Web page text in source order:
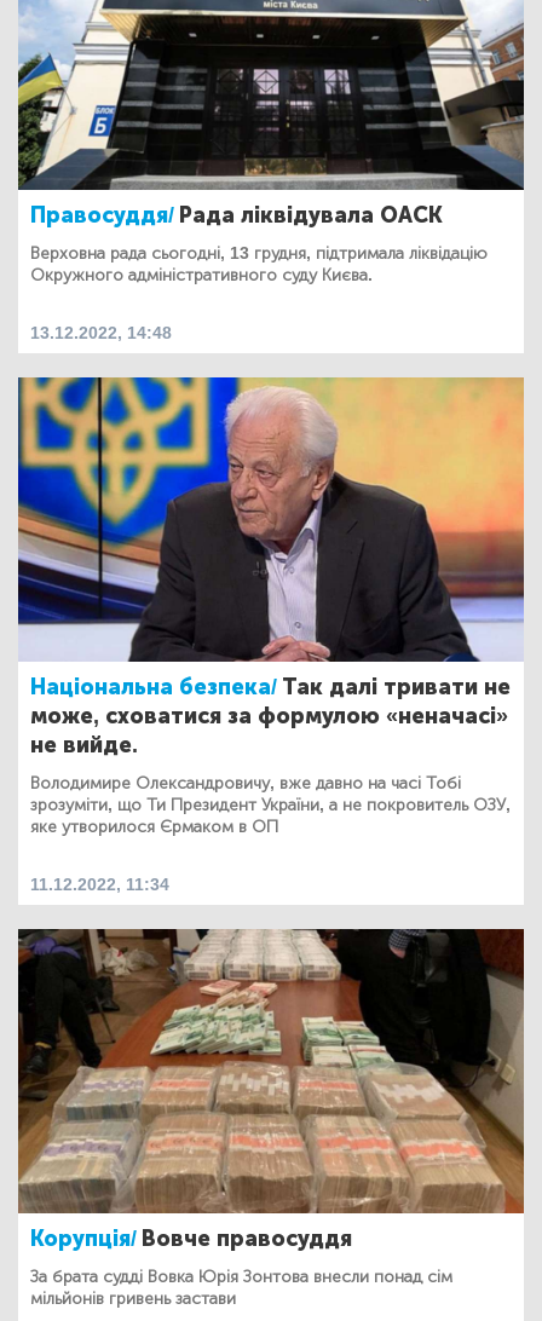
Правосуддя/ Рада ліквідувала ОАСК
Верховна рада сьогодні, 13 грудня, підтримала ліквідацію
Окружного адміністративного суду Києва.
13.12.2022, 14:48
Національна безпека/ Так далі тривати не
може, сховатися за формулою «неначасі»
не вийде.
Володимире Олександровичу, вже давно на часі Тобі
зрозуміти, що Ти Президент України, а не покровитель ОЗУ,
яке утворилося Єрмаком в ОП
11.12.2022, 11:34
Корупція/ Вовче правосуддя
За брата судді Вовка Юрія Зонтова внесли понад сім
мільйонів гривень застави